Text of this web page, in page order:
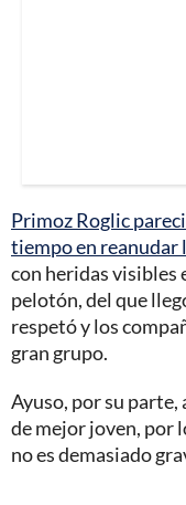
Primoz Roglic
tiempo en reanudar
con heridas visibles
pelotón, del que
respetó y los
gran grupo.
Ayuso, por su
de mejor joven, por
no es demasiado